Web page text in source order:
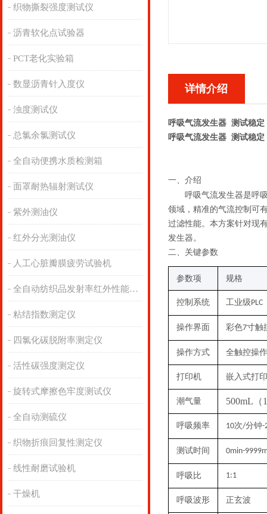
织物撕裂强度测试仪
沥青软化点试验器
PCT老化实验箱
数显沥青针入度仪
浊度测试仪
总氯余氯测试仪
全自动便携水质检测箱
面罩耐热辐射测试仪
紫外测油仪
红外分光测油仪
人工心脏瓣膜疲劳试验机
全自动纺织品发射率红外性能分析
粘结指数测定仪
四氯化碳脱附率测定仪
活性碳强度测定仪
旋转式摩擦色牢度测试仪
全自动测硫仪
织物折痕回复性测定仪
线性耐磨试验机
干燥机
详情介绍
呼吸气流发生器 测试稳定
呼吸气流发生器 测试稳定
一、 介绍
呼吸气流发生器是呼
领域，精准的气流控制可
过滤性能。本方案针对现
发生器。
二、关键参数
参数项 规格
控制系统 工业级PLC
操作界面 彩色7寸触
操作方式 全触控操
打印机 嵌入式打
潮气量 500mL（
呼吸频率 10次/分钟-
测试时间 0min-
呼吸比 1:1
呼吸波形 正玄波